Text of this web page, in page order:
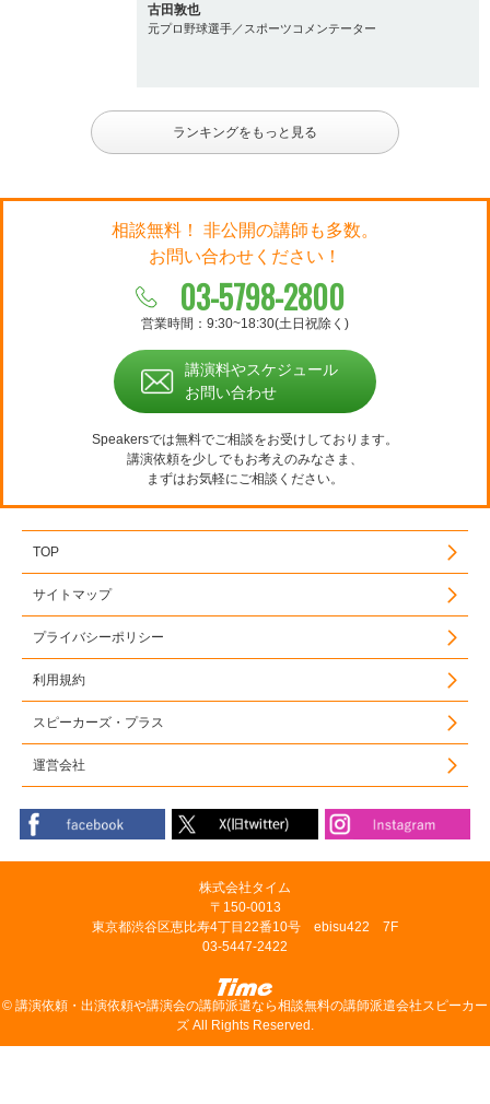
古田敦也
元プロ野球選手／スポーツコメンテーター
ランキングをもっと見る
相談無料！ 非公開の講師も多数。
お問い合わせください！
03-5798-2800
営業時間：9:30~18:30(土日祝除く)
講演料やスケジュール
お問い合わせ
Speakersでは無料でご相談をお受けしております。
講演依頼を少しでもお考えのみなさま、
まずはお気軽にご相談ください。
TOP
サイトマップ
プライバシーポリシー
利用規約
スピーカーズ・プラス
運営会社
株式会社タイム
〒150-0013
東京都渋谷区恵比寿4丁目22番10号 ebisu422 7F
03-5447-2422
© 講演依頼・出演依頼や講演会の講師派遣なら相談無料の講師派遣会社スピーカー
ズ All Rights Reserved.